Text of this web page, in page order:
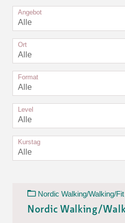
Angebot
Alle
Ort
Alle
Format
Alle
Level
Alle
Kurstag
Alle
Nordic Walking/Walking/
Nordic Walking/